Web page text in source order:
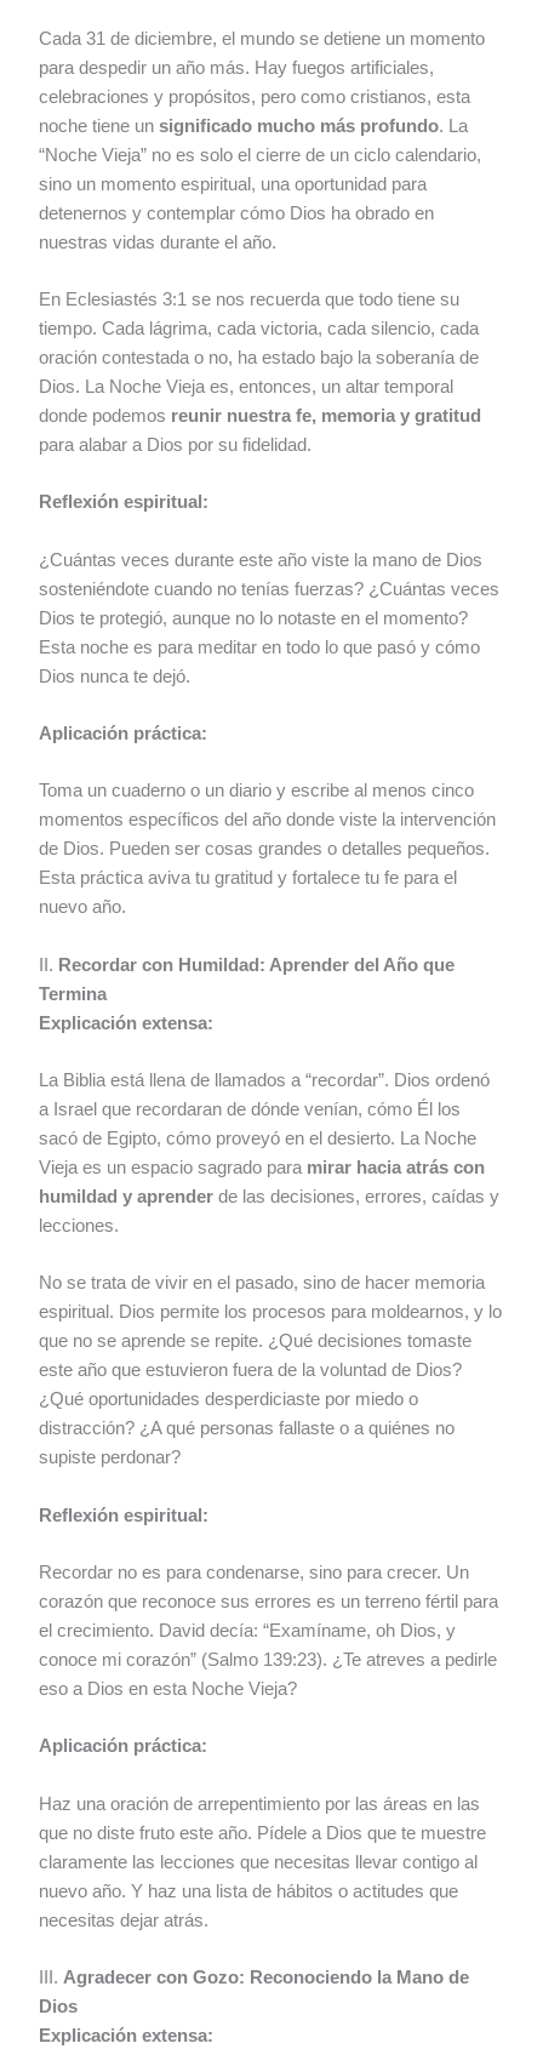
Cada 31 de diciembre, el mundo se detiene un momento
para despedir un año más. Hay fuegos artificiales,
celebraciones y propósitos, pero como cristianos, esta
noche tiene unsignificado mucho más profundo. La
“Noche Vieja” no es solo el cierre de un ciclo calendario,
sino un momento espiritual, una oportunidad para
detenernos y contemplar cómo Dios ha obrado en
nuestras vidas durante el año.
En Eclesiastés 3:1 se nos recuerda que todo tiene su
tiempo. Cada lágrima, cada victoria, cada silencio, cada
oración contestada o no, ha estado bajo la soberanía de
Dios. La Noche Vieja es, entonces, un altar temporal
donde podemos reunir nuestra fe, memoria y gratitud
para alabar a Dios por su fidelidad.
Reflexión espiritual:
¿Cuántas veces durante este año viste la mano de Dios
sosteniéndote cuando no tenías fuerzas? ¿Cuántas veces
Dios te protegió, aunque no lo notaste en el momento?
Esta noche es para meditar en todo lo que pasó y cómo
Dios nunca te dejó.
Aplicación práctica:
Toma un cuaderno o un diario y escribe al menos cinco
momentos específicos del año donde viste la intervención
de Dios. Pueden ser cosas grandes o detalles pequeños.
Esta práctica aviva tu gratitud y fortalece tu fe para el
nuevo año.
II. Recordar con Humildad: Aprender del Año que
Termina
Explicación extensa:
La Biblia está llena de llamados a “recordar”. Dios ordenó
a Israel que recordaran de dónde venían, cómo Él los
sacó de Egipto, cómo proveyó en el desierto. La Noche
Vieja es un espacio sagrado para mirar hacia atrás con
humildad y aprender de las decisiones, errores, caídas y
lecciones.
No se trata de vivir en el pasado, sino de hacer memoria
espiritual. Dios permite los procesos para moldearnos, y lo
que no se aprende se repite. ¿Qué decisiones tomaste
este año que estuvieron fuera de la voluntad de Dios?
¿Qué oportunidades desperdiciaste por miedo o
distracción? ¿A qué personas fallaste o a quiénes no
supiste perdonar?
Reflexión espiritual:
Recordar no es para condenarse, sino para crecer. Un
corazón que reconoce sus errores es un terreno fértil para
el crecimiento. David decía: “Examíname, oh Dios, y
conoce mi corazón” (Salmo 139:23). ¿Te atreves a pedirle
eso a Dios en esta Noche Vieja?
Aplicación práctica:
Haz una oración de arrepentimiento por las áreas en las
que no diste fruto este año. Pídele a Dios que te muestre
claramente las lecciones que necesitas llevar contigo al
nuevo año. Y haz una lista de hábitos o actitudes que
necesitas dejar atrás.
III. Agradecer con Gozo: Reconociendo la Mano de
Dios
Explicación extensa: